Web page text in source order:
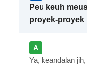
Peu keuh
proyek-proyek
Ya, keandalan